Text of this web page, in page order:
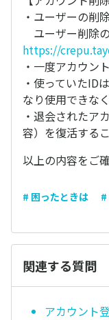
・ユーザーの削
ユーザー削除
https://
・一度アカウン
・使っていたID
なり使用できな
・退会されたア
容）を復活する
以上の内容をご
# 困ったときは #
関連する質問
アカウント